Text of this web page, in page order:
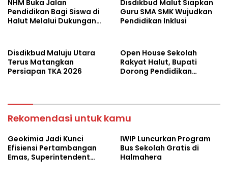
NHM Buka Jalan
Pendidikan Bagi Siswa di
Halut Melalui Dukungan
Disdikbud Malut Siapkan
Guru SMA SMK Wujudkan
Pendidikan Inklusi
Disdikbud Maluju Utara
Terus Matangkan
Persiapan TKA 2026
Open House Sekolah
Rakyat Halut, Bupati
Dorong Pendidikan
Rekomendasi untuk kamu
Geokimia Jadi Kunci
Efisiensi Pertambangan
Emas, Superintendent
IWIP Luncurkan Program
Bus Sekolah Gratis di
Halmahera